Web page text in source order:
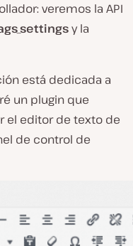
veremos la API
y la
está dedicada a
un plugin que
el editor de texto de
de control de